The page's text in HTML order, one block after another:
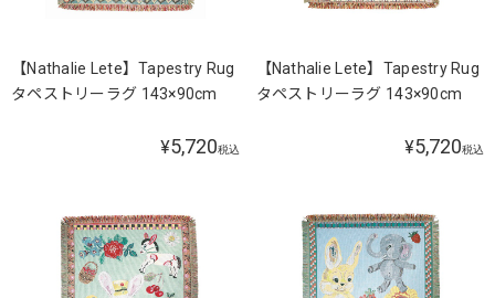
【Nathalie Lete】Tapestry Rug
タペストリーラグ 143×90cm
¥5,720税込
【Nathalie Lete】Tapestry Rug
タペストリーラグ 143×90cm
¥5,720税込